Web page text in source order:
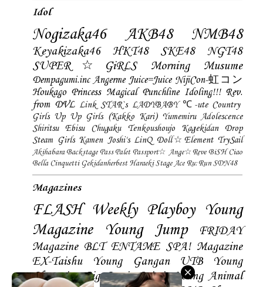
Idol
Nogizaka46 AKB48 NMB48
Keyakizaka46 HKT48 SKE48
NGT48
SUPER☆GiRLS
Morning Musume
Dempagumi.inc Angerme Juice=Juice NijiCon-虹コン
Houkago Princess Magical Punchline Idoling!!! Rev.
from DVL Link STAR`s LADYBABY ℃-ute Country
Girls Up Up Girls (Kakko Kari) Yumemiru Adolescence
Shiritsu Ebisu Chugaku
Tenkoushoujo Kagekidan
Drop
Steam Girls Kamen Joshi's LinQ Doll☆Element TrySail
Akihabara Backstage Pass Palet Passport☆ Ange☆Reve BiSH Ciao
Bella Cinquetti Gekidanherbest Haraeki Stage Ace Ru:Run SDN48
Magazines
FLASH Weekly Playboy Young
Magazine
Young Jump
FRIDAY
Magazine BLT ENTAME SPA! Magazine
EX-Taishu
Young Gangan UTB
Young
Champion Big Comic Spirtis Young Animal